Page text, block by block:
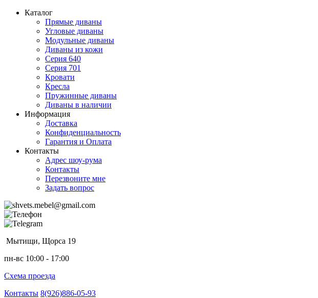
Каталог
Прямые диваны
Угловые диваны
Модульные диваны
Диваны из кожи
Серия 640
Серия 701
Кровати
Кресла
Пружинные диваны
Диваны в наличии
Информация
Доставка
Конфиденциальность
Гарантия и Оплата
Контакты
Адрес шоу-рума
Контакты
Перезвоните мне
Задать вопрос
Мытищи, Щорса 19
пн-вс 10:00 - 17:00
Схема проезда
Контакты 8(926)886-05-93